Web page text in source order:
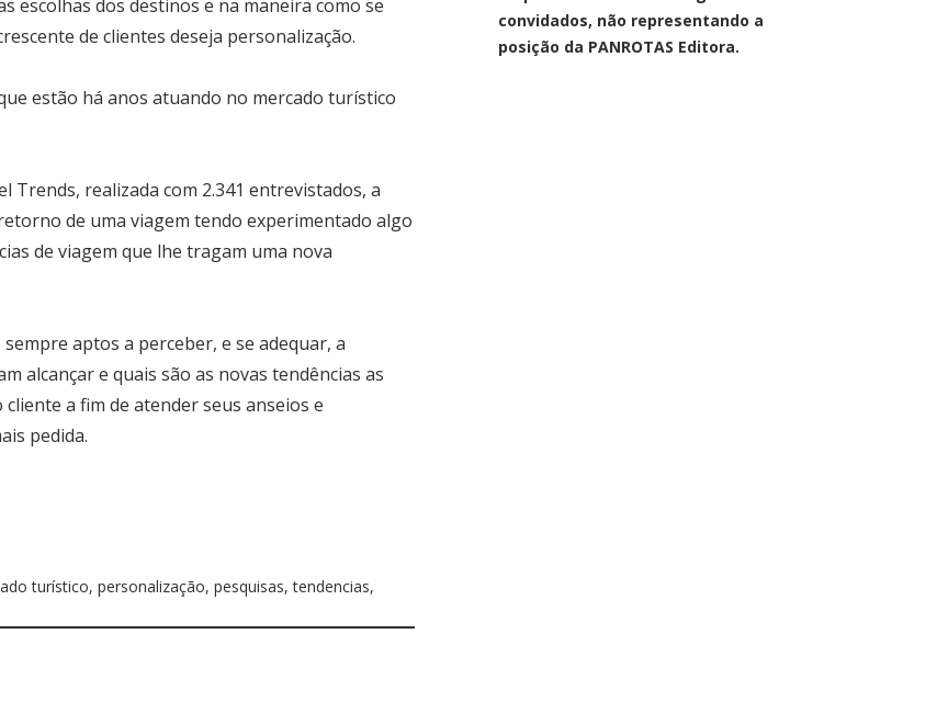
escolhas dos destinos e na maneira como se
de clientes deseja personalização.
estão há anos atuando no mercado turístico
Trends, realizada com 2.341 entrevistados, a
de uma viagem tendo experimentado algo
de viagem que lhe tragam uma nova
aptos a perceber, e se adequar, a
alcançar e quais são as novas tendências as
a fim de atender seus anseios e
pedida.
turístico, personalização, pesquisas,tendencias,
convidados, não representando a
posição da PANROTAS Editora.